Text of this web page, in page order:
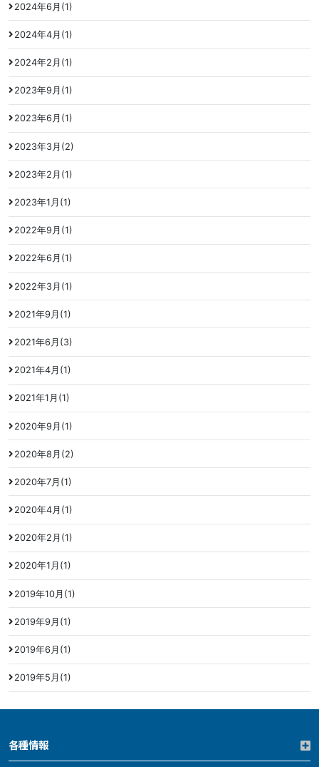
2024年6月(1)
2024年4月(1)
2024年2月(1)
2023年9月(1)
2023年6月(1)
2023年3月(2)
2023年2月(1)
2023年1月(1)
2022年9月(1)
2022年6月(1)
2022年3月(1)
2021年9月(1)
2021年6月(3)
2021年4月(1)
2021年1月(1)
2020年9月(1)
2020年8月(2)
2020年7月(1)
2020年4月(1)
2020年2月(1)
2020年1月(1)
2019年10月(1)
2019年9月(1)
2019年6月(1)
2019年5月(1)
各種情報